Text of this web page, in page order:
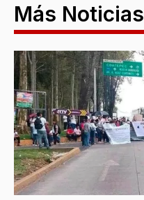
Más Noticias